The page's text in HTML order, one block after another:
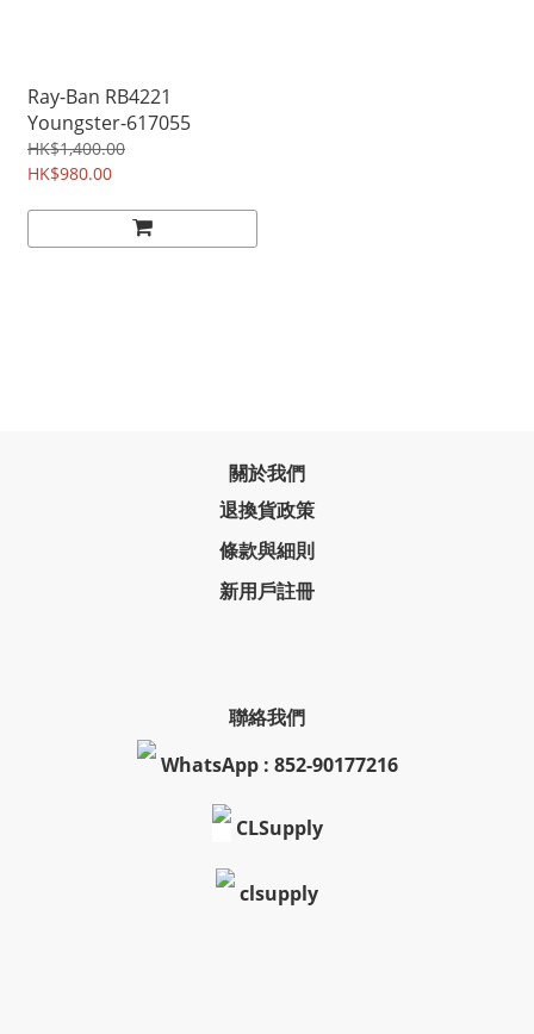
Ray-Ban RB4221
Youngster-617055
HK$1,400.00
HK$980.00
關於我們
退換貨政策
條款與細則
新用戶註冊
聯絡我們
WhatsApp : 852-90177216
CLSupply
clsupply